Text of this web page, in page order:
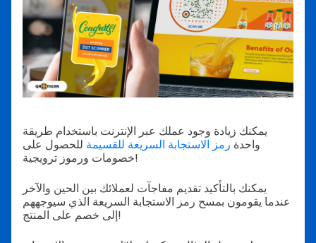
يمكنك زيادة وجود عملك عبر الإنترنت باستخدام طريقة
واحدة رمز الاستجابة السريعة للقسيمة للحصول على
خصومات ورموز ترويجية!
يمكنك بالتأكيد تقديم مفاجآت لعملائك بين الحين والآخر
عندما يقومون بمسح رمز الاستجابة السريعة الذي سيوجههم
إلى خصم على المنتج!